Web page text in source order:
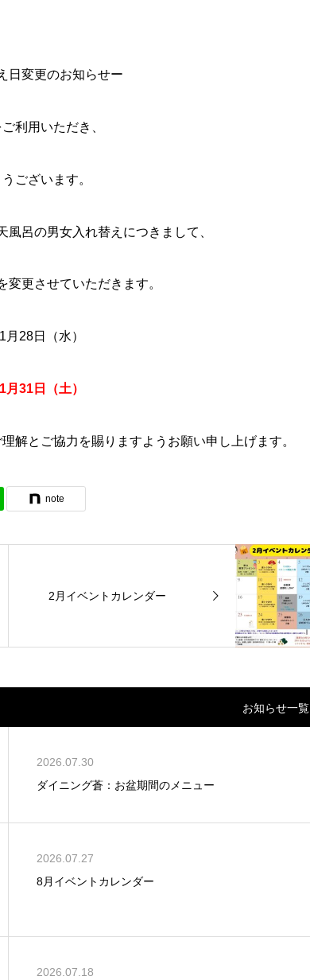
日変更のお知らせー
利用いただき、
ございます。
呂の男女入れ替えにつきまして、
更させていただきます。
月28日（水）
月31日（土）
解とご協力を賜りますようお願い申し上げます。
note
2月イベントカレンダー
お知らせ一覧
2026.07.30
ダイニング蒼：お盆期間のメニュー
2026.07.27
8月イベントカレンダー
2026.07.18